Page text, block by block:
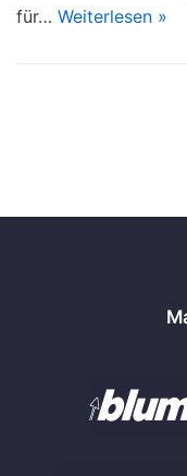
für… Weiterlesen »